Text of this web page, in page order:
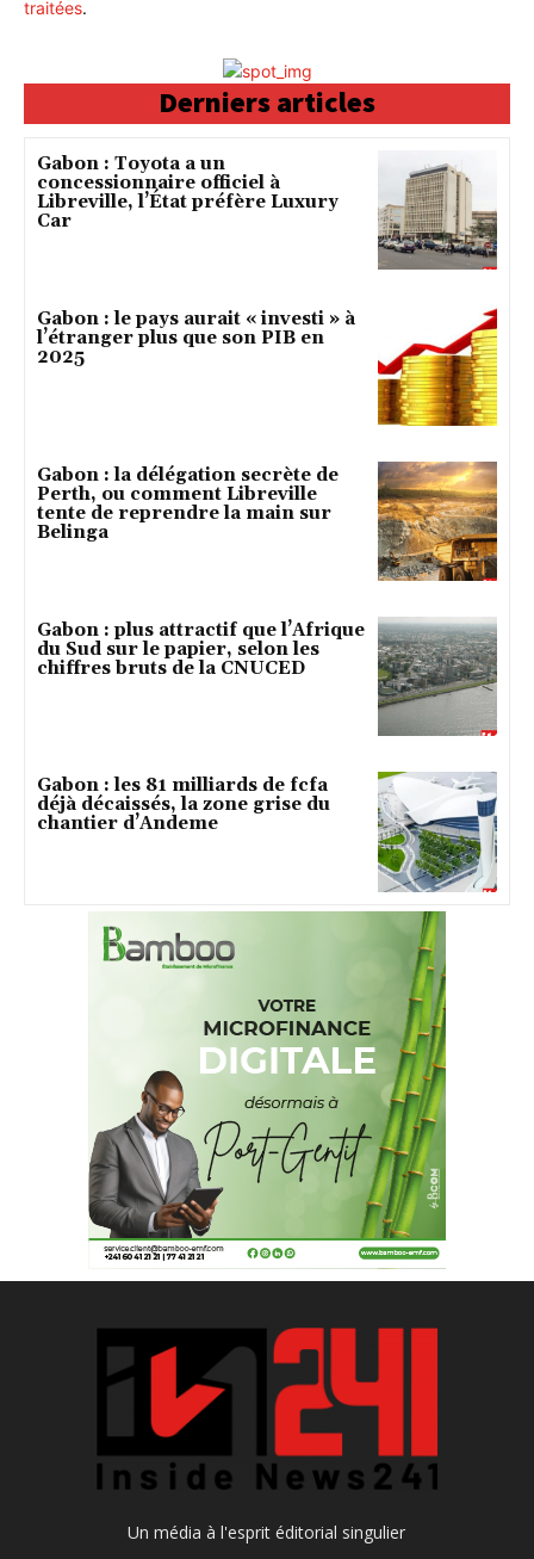
traitées.
Derniers articles
Gabon : Toyota a un
concessionnaire officiel à
Libreville, l’État préfère Luxury
Car
Gabon : le pays aurait « investi » à
l’étranger plus que son PIB en
2025
Gabon : la délégation secrète de
Perth, ou comment Libreville
tente de reprendre la main sur
Belinga
Gabon : plus attractif que l’Afrique
du Sud sur le papier, selon les
chiffres bruts de la CNUCED
Gabon : les 81 milliards de fcfa
déjà décaissés, la zone grise du
chantier d’Andeme
Un média à l'esprit éditorial singulier